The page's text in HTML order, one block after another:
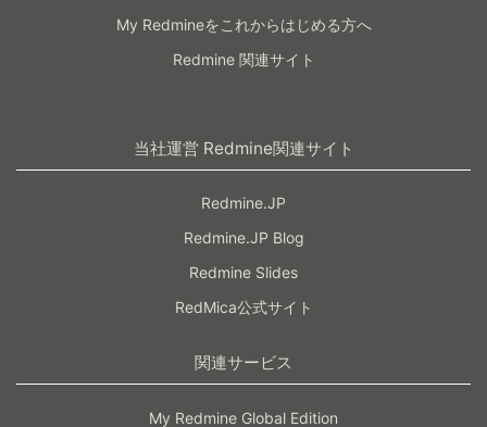
My Redmineをこれからはじめる方へ
Redmine 関連サイト
当社運営 Redmine関連サイト
Redmine.JP
Redmine.JP Blog
Redmine Slides
RedMica公式サイト
関連サービス
My Redmine Global Edition